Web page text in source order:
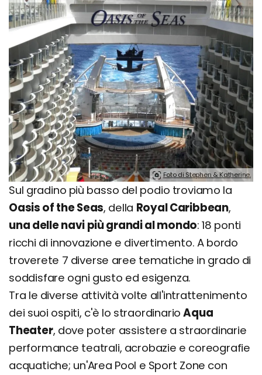
Foto di Stephen & Katherine.
Sul gradino più basso del podio troviamo la
Oasis of the Seas, della Royal Caribbean,
una delle navi più grandi al mondo: 18 ponti
ricchi di innovazione e divertimento. A bordo
troverete 7 diverse aree tematiche in grado di
soddisfare ogni gusto ed esigenza.
Tra le diverse attività volte all'intrattenimento
dei suoi ospiti, c'è lo straordinarioAqua
Theater, dove poter assistere a straordinarie
performance teatrali, acrobazie e coreografie
acquatiche; un'Area Pool e Sport Zone con